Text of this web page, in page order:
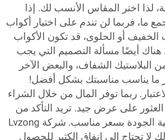
لذا اختر المقاس الأنسب لك. إذا
ما، فربما لن تندم على اختيار أكواب
أو الحلوى، قد تكون الأكواب
هناك أيضًا مسألة التصميم التي يجب
البلاستيك الشفاف، والبعض الآخر
ما يناسب مناسبتك بشكل أفضل!
ربما توفر المال من خلال الشراء
العثور على عرض جيد. تريد التأكد من
حصولك على أكواب عالية الجودة بسعر مناسب. شركة Lvzong
لا تحتاج إلى إنفاق الكثير للحصول